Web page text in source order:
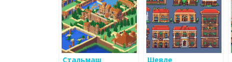
Стальмаш Шевле